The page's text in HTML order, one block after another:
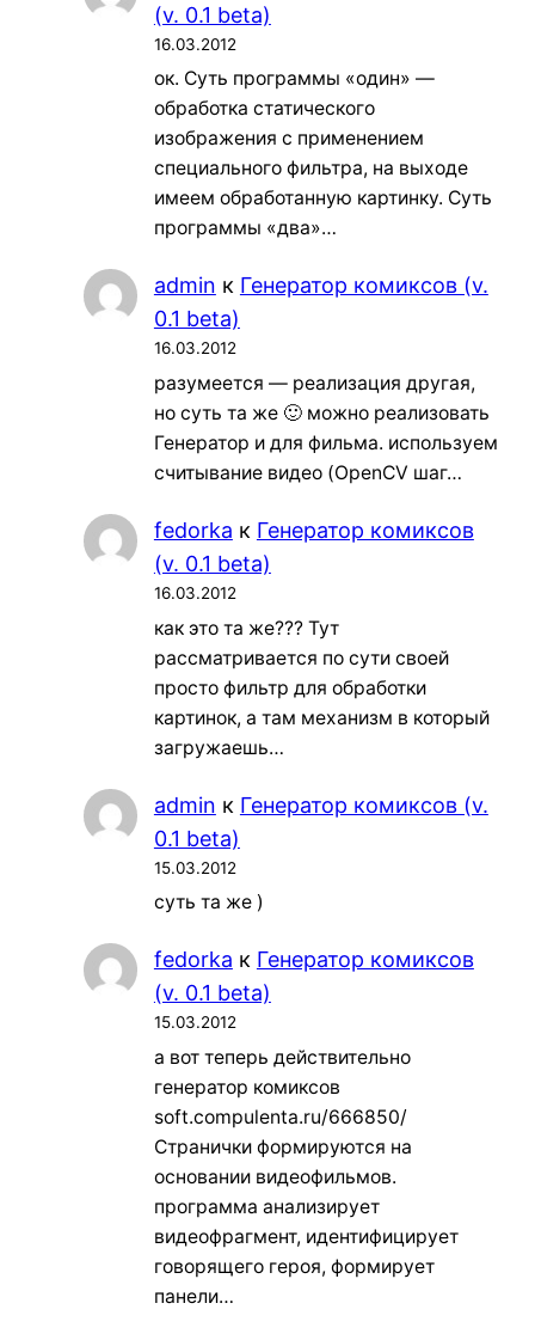
(v. 0.1 beta)
16.03.2012
ок. Суть программы «один» —
обработка статического
изображения с применением
специального фильтра, на выходе
имеем обработанную картинку. Суть
программы «два»…
admin к Генератор комиксов (v.
0.1 beta)
16.03.2012
разумеется — реализация другая,
но суть та же 🙂 можно реализовать
Генератор и для фильма. используем
считывание видео (OpenCV шаг…
fedorka к Генератор комиксов
(v. 0.1 beta)
16.03.2012
как это та же??? Тут
рассматривается по сути своей
просто фильтр для обработки
картинок, а там механизм в который
загружаешь…
admin к Генератор комиксов (v.
0.1 beta)
15.03.2012
суть та же )
fedorka к Генератор комиксов
(v. 0.1 beta)
15.03.2012
а вот теперь действительно
генератор комиксов
soft.compulenta.ru/666850/
Странички формируются на
основании видеофильмов.
программа анализирует
видеофрагмент, идентифицирует
говорящего героя, формирует
панели…